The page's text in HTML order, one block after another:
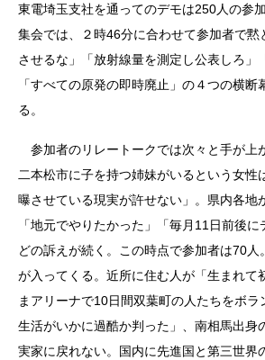
東電埼玉支社を通ってのデモは250人の参
集会では、２時46分に合わせて参加者で黙
させるな」「放射線量を測定し公表しろ」
「すべての原発の即時廃止」の４つの横
る。
参加者のリレートークでは次々と手が上
二本松市に子を持つ姉妹がいるという女性
曝させている現実が許せない」。県内各地
「地元でやりたかった」「毎月11日前後
どの訴えが続く。この時点で参加者は70人
が入ってくる。近所に住む人が「生まれて
まアリーナで10日間双葉町の人たちをボ
生活がいかに過酷か判った」、南相馬出身
実家に戻れない。国内に先進国と第三世界